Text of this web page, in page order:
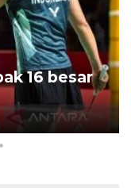
16 besar